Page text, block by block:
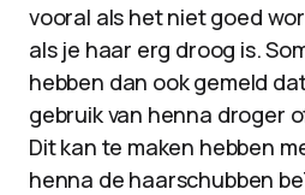
vooral als het niet goed
als je haar erg droog is.
hebben dan ook gemeld
gebruik van henna droger
Dit kan te maken hebben
henna de haarschubben